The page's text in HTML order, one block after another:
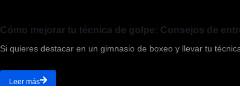
Cómo mejorar tu técnica de golpe: Consejos de
Si quieres destacar en un gimnasio de boxeo y llevar tu
Leer más